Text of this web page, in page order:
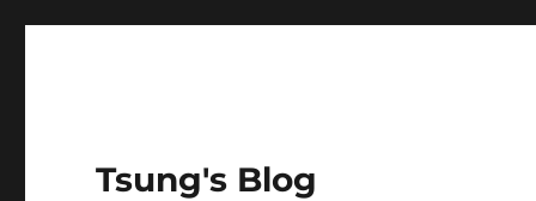
Tsung's Blog